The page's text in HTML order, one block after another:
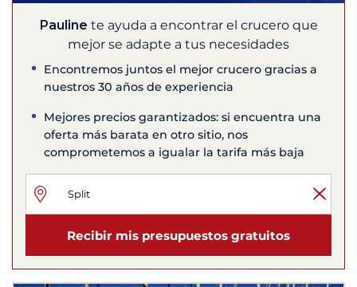
Pauline te ayuda a encontrar el crucero que
mejor se adapte a tus necesidades
Encontremos juntos el mejor crucero gracias a
nuestros 30 años de experiencia
Mejores precios garantizados: si encuentra una
oferta más barata en otro sitio, nos
comprometemos a igualar la tarifa más baja
Recibir mis presupuestos gratuitos